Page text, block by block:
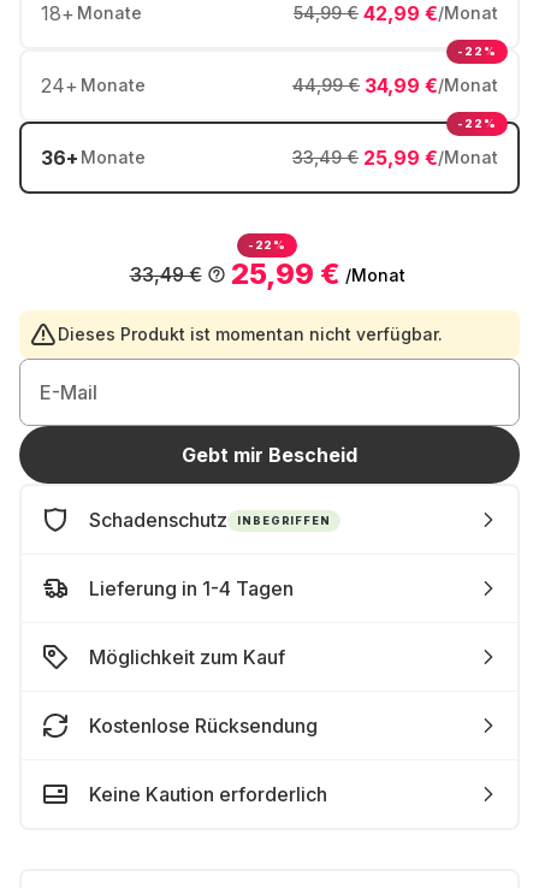
18+ Monate 42,99 €/Monat
54,99 €
24+ Monate 34,99 €/Monat
44,99 €
-22%
36+ Monate 25,99 €/Monat
33,49 €
-22%
-22%
25,99 € /Monat
33,49 €
Dieses Produkt ist momentan nicht verfügbar.
E-Mail
Gebt mir Bescheid
Schadenschutz INBEGRIFFEN
Lieferung in 1-4 Tagen
Möglichkeit zum Kauf
Kostenlose Rücksendung
Keine Kaution erforderlich